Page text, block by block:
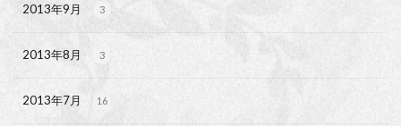
2013年9月 3
2013年8月 3
2013年7月 16